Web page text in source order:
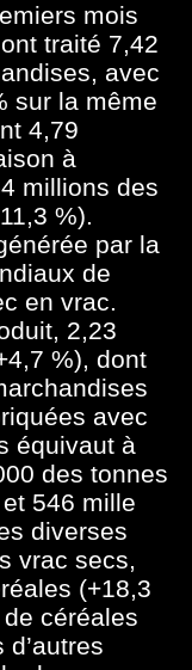
mois
traité 7,42
avec
sur la même
4,79
à
millions des
%).
par la
de
en vrac.
2,23
%), dont
avec
équivaut à
des tonnes
546 mille
diverses
vrac secs,
(+18,3
céréales